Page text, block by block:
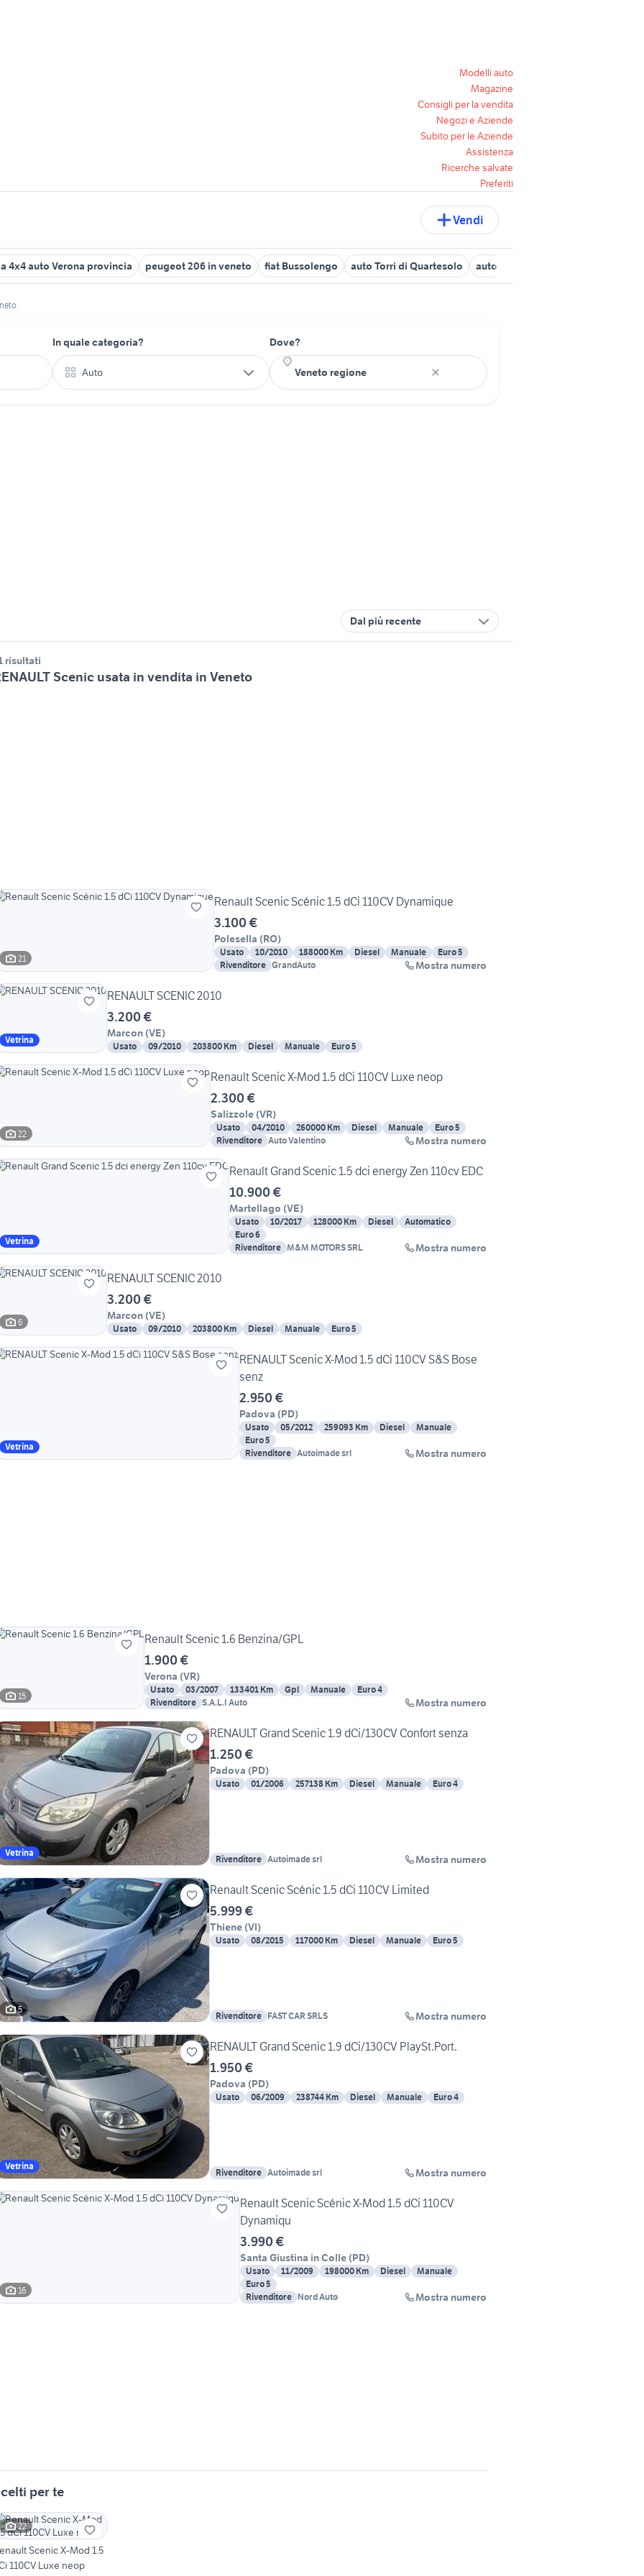
Modelli auto
Magazine
Consigli per la vendita
Negozi e Aziende
Subito per le Aziende
Assistenza
Ricerche salvate
Preferiti
Vendi
4x4 auto Verona provincia peugeot 206 in veneto fiat Bussolengo auto Torri di Quartesolo auto Occhiobello
In quale categoria?
Auto
Dove?
Dal più recente
risultati
Scenic usata in vendita in Veneto
21
Renault Scenic Scénic 1.5 dCi 110CV Dynamique
3.100 €
Polesella (RO)
Usato 10/2010 188000 Km Diesel Manuale
Euro 5
Rivenditore GrandAuto Mostra numero
Vetrina
RENAULT SCENIC 2010
3.200 €
Marcon (VE)
Usato 09/2010 203800 Km Diesel Manuale Euro 5
22
Renault Scenic X-Mod 1.5 dCi 110CV Luxe neop
2.300 €
Salizzole (VR)
Usato 04/2010 260000 Km Diesel Manuale
Euro 5
Rivenditore Auto Valentino Mostra numero
Vetrina
Renault Grand Scenic 1.5 dci energy Zen 110cv EDC
10.900 €
Martellago (VE)
Usato 10/2017 128000 Km Diesel
Automatico
Euro 6
Rivenditore M&M MOTORS SRL Mostra numero
6
RENAULT SCENIC 2010
3.200 €
Marcon (VE)
Usato 09/2010 203800 Km Diesel Manuale Euro 5
Vetrina
RENAULT Scenic X-Mod 1.5 dCi 110CV S&S Bose
senz
2.950 €
Padova (PD)
Usato 05/2012 259093 Km Diesel
Manuale
Euro 5
Rivenditore Autoimade srl Mostra numero
15
Renault Scenic 1.6 Benzina/GPL
1.900 €
Verona (VR)
Usato 03/2007 133401 Km Gpl Manuale
Euro 4
Rivenditore S.A.L.I Auto Mostra numero
Vetrina
RENAULT Grand Scenic 1.9 dCi/130CV Confort senza
1.250 €
Padova (PD)
Usato 01/2006 257138 Km Diesel Manuale Euro 4
Rivenditore Autoimade srl Mostra numero
5
Renault Scenic Scénic 1.5 dCi 110CV Limited
5.999 €
Thiene (VI)
Usato 08/2015 117000 Km Diesel Manuale Euro 5
Rivenditore FAST CAR SRLS Mostra numero
Vetrina
RENAULT Grand Scenic 1.9 dCi/130CV PlaySt.Port.
1.950 €
Padova (PD)
Usato 06/2009 238744 Km Diesel Manuale Euro 4
Rivenditore Autoimade srl Mostra numero
16
Renault Scenic Scénic X-Mod 1.5 dCi 110CV
Dynamiqu
3.990 €
Santa Giustina in Colle (PD)
Usato 11/2009 198000 Km Diesel
Manuale
Euro 5
Rivenditore Nord Auto Mostra numero
per te
22
Scenic X-Mod 1.5
110CV Luxe neop